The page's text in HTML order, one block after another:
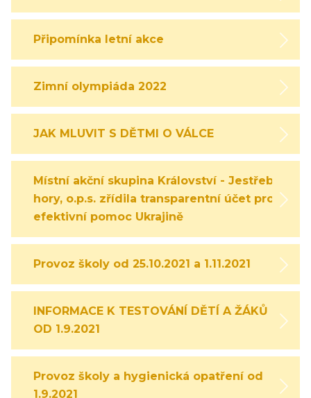
Připomínka letní akce
Zimní olympiáda 2022
JAK MLUVIT S DĚTMI O VÁLCE
Místní akční skupina Království - Jestřebí
hory, o.p.s. zřídila transparentní účet pro
efektivní pomoc Ukrajině
Provoz školy od 25.10.2021 a 1.11.2021
INFORMACE K TESTOVÁNÍ DĚTÍ A ŽÁKŮ
OD 1.9.2021
Provoz školy a hygienická opatření od
1.9.2021